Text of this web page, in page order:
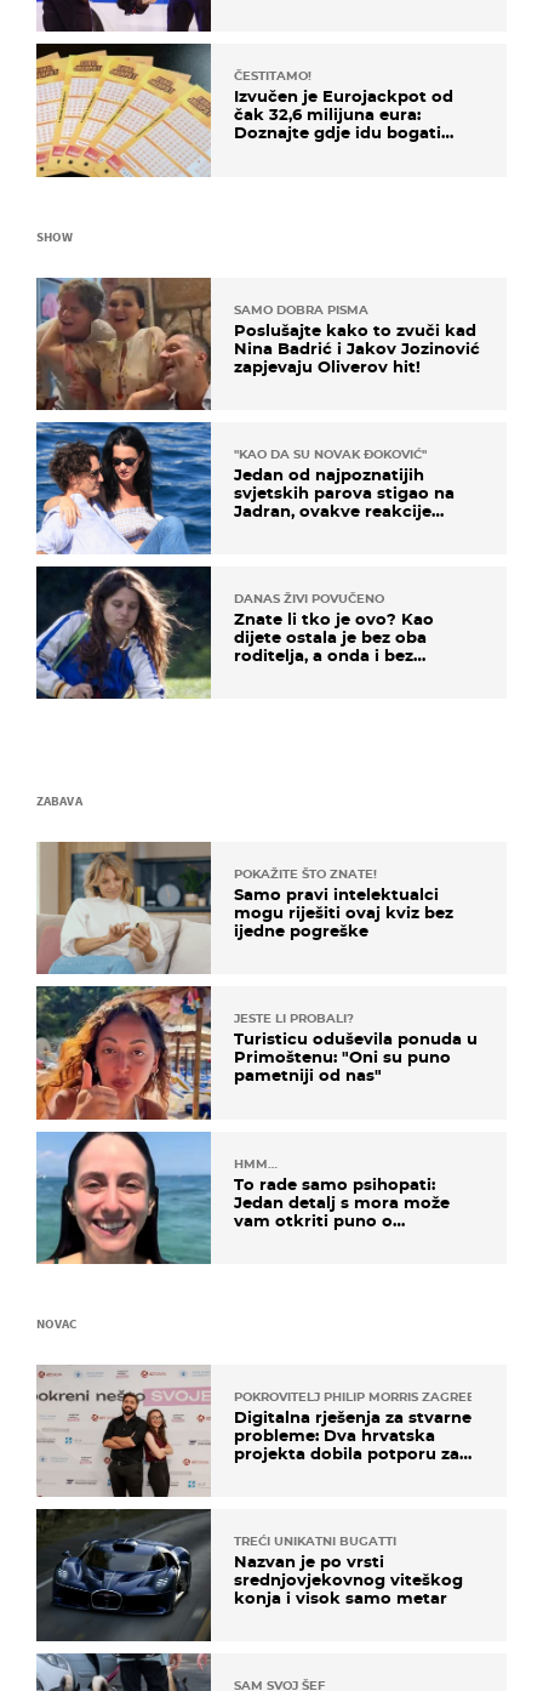
ČESTITAMO!
Izvučen je Eurojackpot od
čak 32,6 milijuna eura:
Doznajte gdje idu bogati
SHOW
SAMO DOBRA PISMA
Poslušajte kako to zvuči kad
Nina Badrić i Jakov Jozinović
zapjevaju Oliverov hit!
"KAO DA SU NOVAK ĐOKOVIĆ"
Jedan od najpoznatijih
svjetskih parova stigao na
Jadran, ovakve reakcije
DANAS ŽIVI POVUČENO
Znate li tko je ovo? Kao
dijete ostala je bez oba
roditelja, a onda i bez
ZABAVA
POKAŽITE ŠTO ZNATE!
Samo pravi intelektualci
mogu riješiti ovaj kviz bez
ijedne pogreške
JESTE LI PROBALI?
Turisticu oduševila ponuda u
Primoštenu: "Oni su puno
pametniji od nas"
HMM…
To rade samo psihopati:
Jedan detalj s mora može
vam otkriti puno o
NOVAC
POKROVITELJ PHILIP MORRIS ZAGREB
Digitalna rješenja za stvarne
probleme: Dva hrvatska
projekta dobila potporu za
TREĆI UNIKATNI BUGATTI
Nazvan je po vrsti
srednjovjekovnog viteškog
konja i visok samo metar
SAM SVOJ ŠEF